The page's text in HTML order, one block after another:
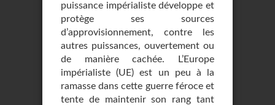
puissance impérialiste développe et
protège ses sources
d’approvisionnement, contre les
autres puissances, ouvertement ou
de manière cachée. L’Europe
impérialiste (UE) est un peu à la
ramasse dans cette guerre féroce et
tente de maintenir son rang tant